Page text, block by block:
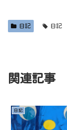
日記 日記
関連記事
日記